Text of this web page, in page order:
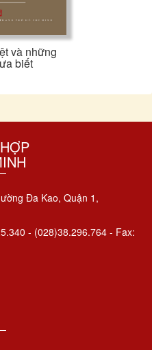
và những
biết
Đa Kao, Quận 1,
- (028)38.296.764 - Fax: